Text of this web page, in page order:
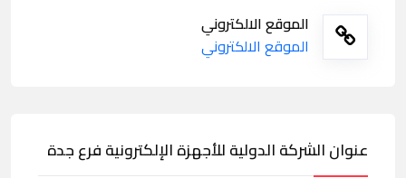
الموقع الالكتروني
الموقع الالكتروني
عنوان الشركة الدولية للأجهزة الإلكترونية فرع جدة